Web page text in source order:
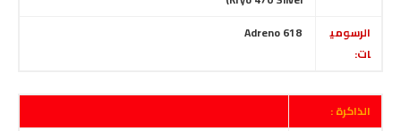
الرسومي
ات:
الذاكرة :